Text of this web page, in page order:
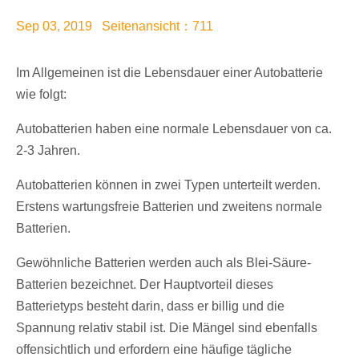
Sep 03, 2019 Seitenansicht：711
Im Allgemeinen ist die Lebensdauer einer Autobatterie
wie folgt:
Autobatterien haben eine normale Lebensdauer von ca.
2-3 Jahren.
Autobatterien können in zwei Typen unterteilt werden.
Erstens wartungsfreie Batterien und zweitens normale
Batterien.
Gewöhnliche Batterien werden auch als Blei-Säure-
Batterien bezeichnet. Der Hauptvorteil dieses
Batterietyps besteht darin, dass er billig und die
Spannung relativ stabil ist. Die Mängel sind ebenfalls
offensichtlich und erfordern eine häufige tägliche